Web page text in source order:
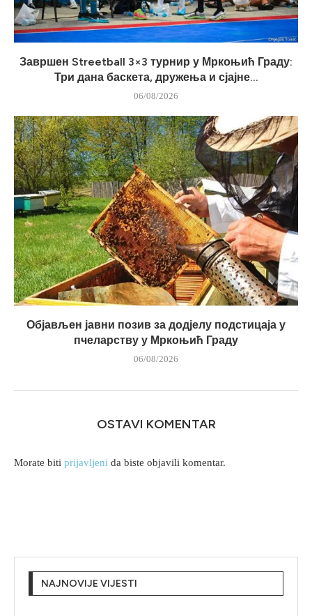
Завршен Streetball 3×3 турнир у Мркоњић Граду:
Три дана баскета, дружења и сјајне...
06/08/2026
Објављен јавни позив за додјелу подстицаја у
пчеларству у Мркоњић Граду
06/08/2026
OSTAVI KOMENTAR
Morate biti prijavljeni da biste objavili komentar.
NAJNOVIJE VIJESTI